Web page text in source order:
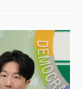
半 波動率降
侯友宜揭這類災